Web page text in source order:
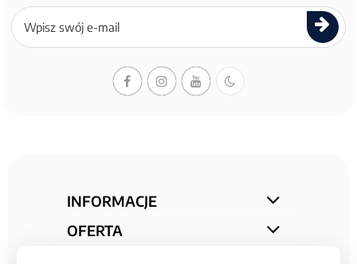
Zapisz
się
newslettera
INFORMACJE
OFERTA